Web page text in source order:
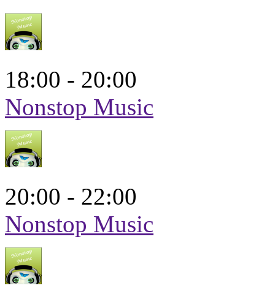
18:00 - 20:00
Nonstop Music
20:00 - 22:00
Nonstop Music